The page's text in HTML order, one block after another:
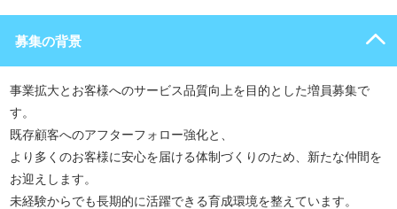
募集の背景
事業拡大とお客様へのサービス品質向上を目的とした増員募集で
す。
既存顧客へのアフターフォロー強化と、
より多くのお客様に安心を届ける体制づくりのため、新たな仲間を
お迎えします。
未経験からでも長期的に活躍できる育成環境を整えています。